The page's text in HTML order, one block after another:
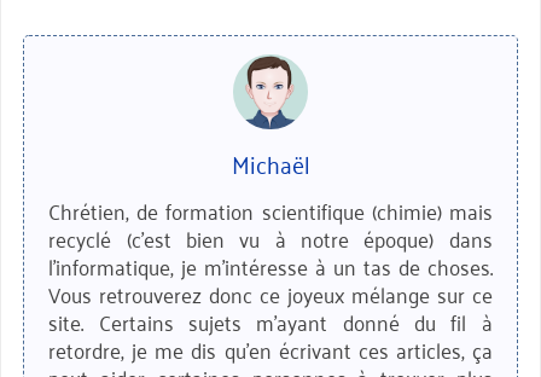
Michaël
Chrétien, de formation scientifique (chimie) mais
recyclé (c'est bien vu à notre époque) dans
l'informatique, je m'intéresse à un tas de choses.
Vous retrouverez donc ce joyeux mélange sur ce
site. Certains sujets m'ayant donné du fil à
retordre, je me dis qu'en écrivant ces articles, ça